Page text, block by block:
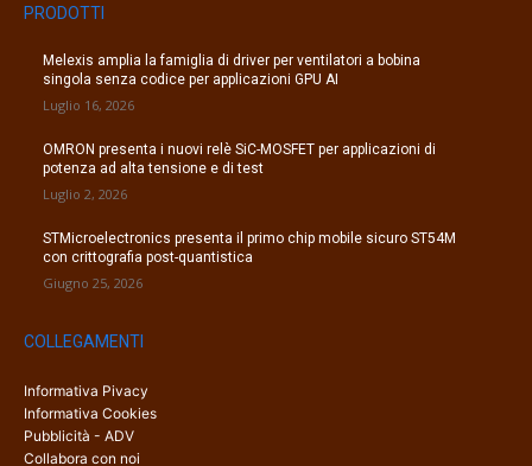
PRODOTTI
Melexis amplia la famiglia di driver per ventilatori a bobina
singola senza codice per applicazioni GPU AI
Luglio 16, 2026
OMRON presenta i nuovi relè SiC-MOSFET per applicazioni di
potenza ad alta tensione e di test
Luglio 2, 2026
STMicroelectronics presenta il primo chip mobile sicuro ST54M
con crittografia post-quantistica
Giugno 25, 2026
COLLEGAMENTI
Informativa Pivacy
Informativa Cookies
Pubblicità - ADV
Collabora con noi